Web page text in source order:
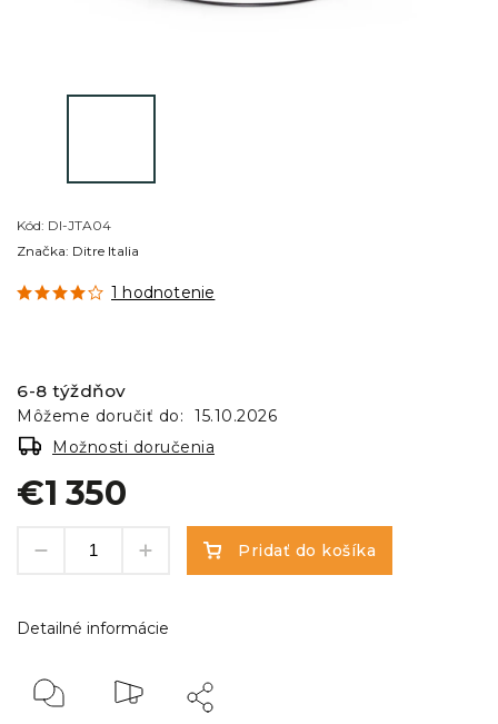
Kód: DI-JTA04
1 hodnotenie
Značka: Ditre Italia
€1 350
6-8 týždňov
Môžeme doručiť do:
15.10.2026
Možnosti doručenia
Pridať do košíka
Detailné informácie